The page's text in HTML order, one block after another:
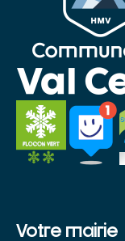
Votre mairie